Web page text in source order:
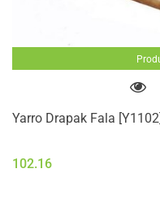
Yarro Drapak Fala [Y1102]
102.16